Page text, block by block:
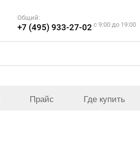
Общий:
+7 (495) 933-27-02 c 9:00 до 19:00
Прайс Где купить